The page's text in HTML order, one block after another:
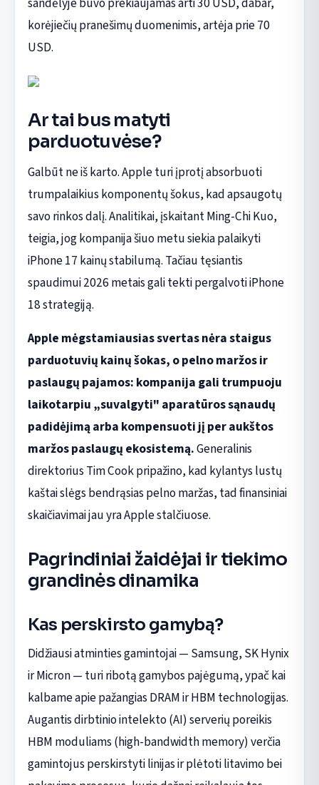
korėjiečių pranešimų duomenimis, artėja prie 70
USD.
Ar tai bus matyti
parduotuvėse?
Galbūt ne iš karto. Apple turi įprotį absorbuoti
trumpalaikius komponentų šokus, kad apsaugotų
savo rinkos dalį. Analitikai, įskaitant Ming-Chi Kuo,
teigia, jog kompanija šiuo metu siekia palaikyti
iPhone 17 kainų stabilumą. Tačiau tęsiantis
spaudimui 2026 metais gali tekti pergalvoti iPhone
18 strategiją.
Apple mėgstamiausias svertas nėra staigus
parduotuvių kainų šokas, o pelno maržos ir
paslaugų pajamos: kompanija gali trumpuoju
laikotarpiu „suvalgyti" aparatūros sąnaudų
padidėjimą arba kompensuoti jį per aukštos
maržos paslaugų ekosistemą.Generalinis
direktorius Tim Cook pripažino, kad kylantys lustų
kaštai slėgs bendrąsias pelno maržas, tad finansiniai
skaičiavimai jau yra Apple stalčiuose.
Pagrindiniai žaidėjai ir tiekimo
grandinės dinamika
Kas perskirsto gamybą?
Didžiausi atminties gamintojai — Samsung, SK Hynix
ir Micron — turi ribotą gamybos pajėgumą, ypač kai
kalbame apie pažangias DRAM ir HBM technologijas.
Augantis dirbtinio intelekto (AI) serverių poreikis
HBM moduliams (high-bandwidth memory) verčia
gamintojus perskirstyti linijas ir plėtoti litavimo bei